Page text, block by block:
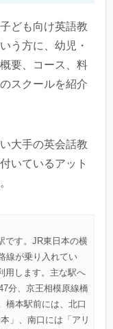
ども向け英語教
う方に、幼児・
要、コース、料
スクールを紹介
大手の英会話教
いているアット
です。JR東日本の横
線が乗り入れてい
用します。主な駅へ
分、京王相模原線橋
橋本駅前には、北口
」、南口には「アリ